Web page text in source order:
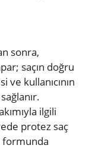
sonra,
saçın doğru
ve kullanıcının
ilgili
protez saç
formunda